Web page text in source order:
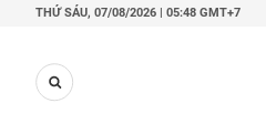
THỨ SÁU, 07/08/2026 | 05:48 GMT+7